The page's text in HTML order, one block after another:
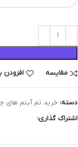
مقایسه افزودن
دسته: خرید تم آیتم های
اشتراک گذاری: